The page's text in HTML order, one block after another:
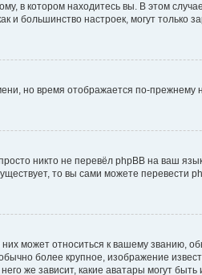
в котором находитесь вы. В этом
и большинство настроек, могут только
но время отображается по-
никто не перевёл phpBB на ваш
то вы сами можете
может относиться к вашему званию,
более крупное, изображение
же зависит, какие аватары могут